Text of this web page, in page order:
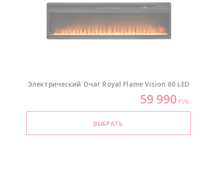
Электрический Очаг Royal Flame Vision 60 LED
59 990 РУБ.